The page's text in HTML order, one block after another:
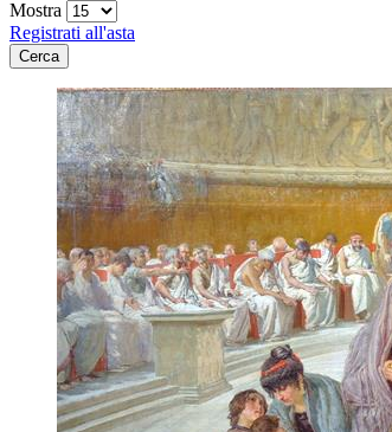
Mostra
Registrati all'asta